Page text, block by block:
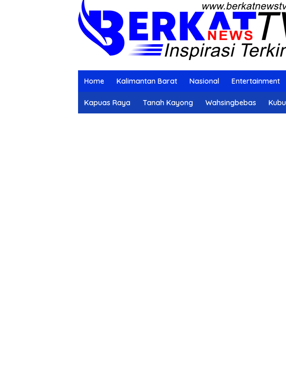
Home Kalimantan Barat Nasional Entertainment
Kapuas Raya Tanah Kayong Wahsingbebas